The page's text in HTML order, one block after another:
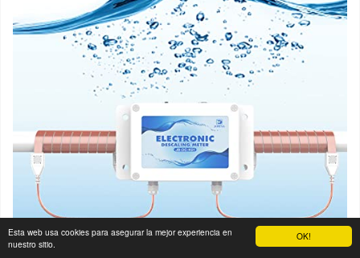
OK!
Esta web usa cookies para asegurar la mejor experiencia en
nuestro sitio.